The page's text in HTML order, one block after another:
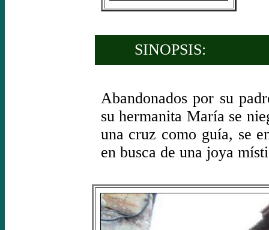
SINOPSIS:
Abandonados por su
su hermanita María se
una cruz como guía, se
en busca de una joya